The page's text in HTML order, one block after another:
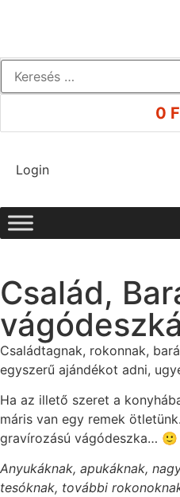
0
Login
Család,
Családtagnak, rokonnak,
egyszerű ajándékot adni,
Ha az illető szeret a
máris van egy remek
gravírozású vágódeszka… 🙂
Anyukáknak, apukáknak,
tesóknak, további